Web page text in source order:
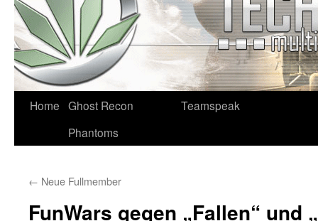
Zum
Home Ghost Recon
Phantoms
Teamspeak
← Neue Fullmember
FunWars gegen „Fallen“ und